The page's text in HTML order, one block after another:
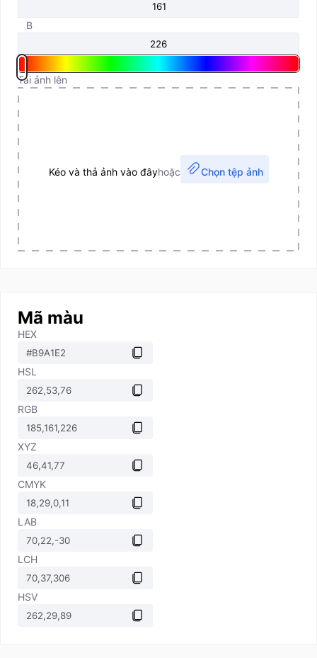
B
Tải ảnh lên
Kéo và thả ảnh vào đâyhoặc Chọn tệp ảnh
Mã màu
HEX
HSL
RGB
XYZ
CMYK
LAB
LCH
HSV